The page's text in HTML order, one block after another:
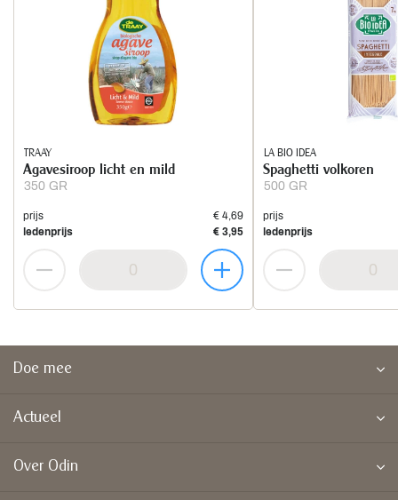
TRAAY
350 GR
Agavesiroop licht en mild
prijs
€ 4,69
ledenprijs
€ 3,95
LA BIO IDEA
500 GR
Spaghetti volkoren
prijs
ledenprijs
Doe mee
Actueel
Over Odin